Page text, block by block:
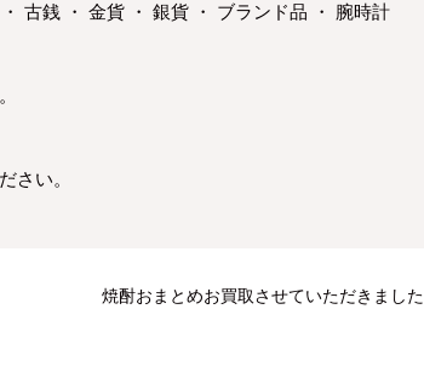
古銭 ・ 金貨 ・ 銀貨 ・ ブランド品 ・ 腕時計
さい。
焼酎おまとめお買取させていただきました